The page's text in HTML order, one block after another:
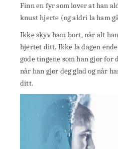
Finn en fyr som lover at han
knust hjerte (og aldri la ham
Ikke skyv ham bort, når alt
hjertet ditt. Ikke la dagen
gode tingene som han gjør for
når han gjør deg glad og når
ditt.